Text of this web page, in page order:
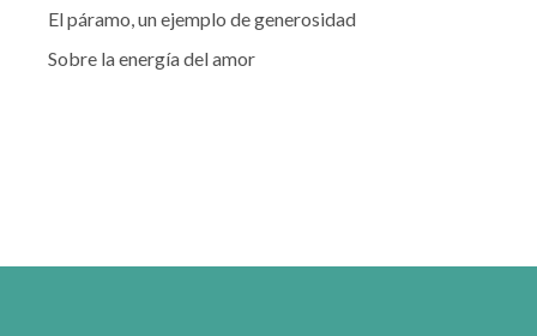
El páramo, un ejemplo de generosidad
Sobre la energía del amor